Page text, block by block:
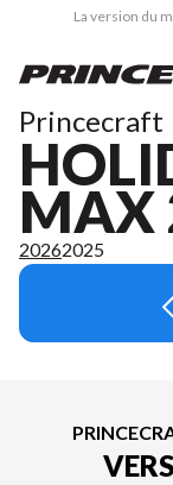
La version du
Princecraft
MAX
20262025